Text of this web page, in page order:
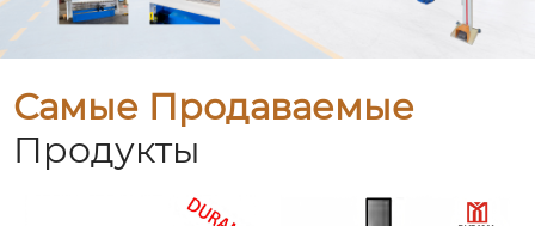
Самые Продаваемые
Продукты